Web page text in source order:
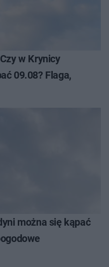
w Krynicy
09.08? Flaga,
można się kąpać